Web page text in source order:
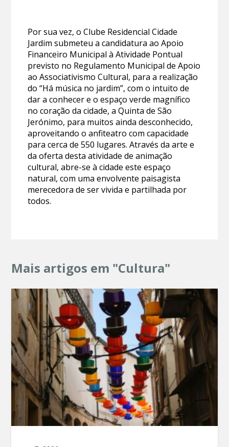
Por sua vez, o Clube Residencial Cidade
Jardim submeteu a candidatura ao Apoio
Financeiro Municipal à Atividade Pontual
previsto no Regulamento Municipal de Apoio
ao Associativismo Cultural, para a realização
do “Há música no jardim”, com o intuito de
dar a conhecer e o espaço verde magnífico
no coração da cidade, a Quinta de São
Jerónimo, para muitos ainda desconhecido,
aproveitando o anfiteatro com capacidade
para cerca de 550 lugares. Através da arte e
da oferta desta atividade de animação
cultural, abre-se à cidade este espaço
natural, com uma envolvente paisagista
merecedora de ser vivida e partilhada por
todos.
Mais artigos em "Cultura"